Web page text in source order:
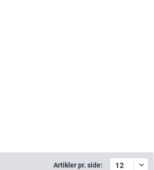
Artikler pr. side: